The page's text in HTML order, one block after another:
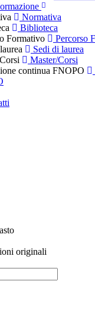
Normativa
Biblioteca
Formativo
Percorso
Sedi di laurea
Master/Corsi
continua FNOPO
originali